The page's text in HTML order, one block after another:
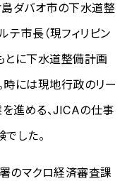
島ダバオ市の下水道整
テ市長（現フィリピン
とに下水道整備計画
時には現地行政のリー
進める、JICAの仕事
した。
のマクロ経済審査課